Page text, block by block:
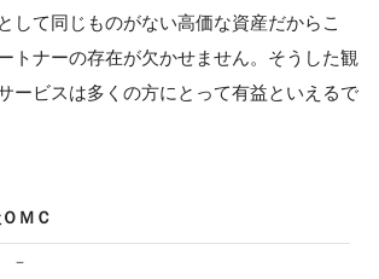
して同じものがない高価な資産だからこ
トナーの存在が欠かせません。そうした観
ービスは多くの方にとって有益といえるで
ＭＣ
－